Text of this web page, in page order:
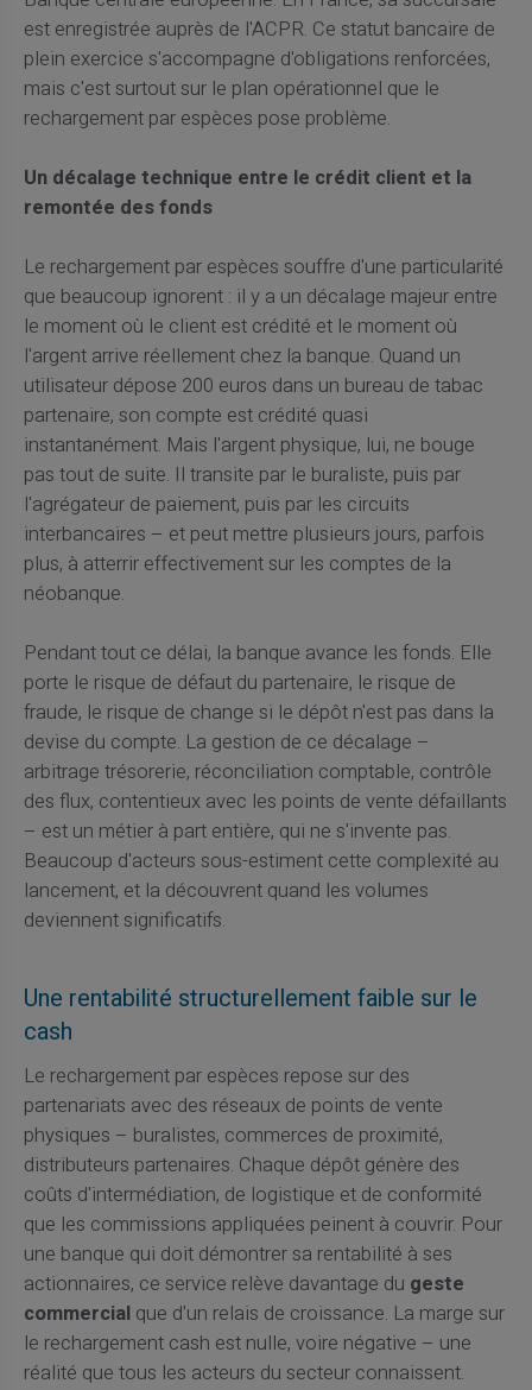
est enregistrée auprès de l'ACPR. Ce statut bancaire de
plein exercice s'accompagne d'obligations renforcées,
mais c'est surtout sur le plan opérationnel que le
rechargement par espèces pose problème.
Un décalage technique entre le crédit client et la
remontée des fonds
Le rechargement par espèces souffre d'une particularité
que beaucoup ignorent : il y a un décalage majeur entre
le moment où le client est crédité et le moment où
l'argent arrive réellement chez la banque. Quand un
utilisateur dépose 200 euros dans un bureau de tabac
partenaire, son compte est crédité quasi
instantanément. Mais l'argent physique, lui, ne bouge
pas tout de suite. Il transite par le buraliste, puis par
l'agrégateur de paiement, puis par les circuits
interbancaires – et peut mettre plusieurs jours, parfois
plus, à atterrir effectivement sur les comptes de la
néobanque.
Pendant tout ce délai, la banque avance les fonds. Elle
porte le risque de défaut du partenaire, le risque de
fraude, le risque de change si le dépôt n'est pas dans la
devise du compte. La gestion de ce décalage –
arbitrage trésorerie, réconciliation comptable, contrôle
des flux, contentieux avec les points de vente défaillants
– est un métier à part entière, qui ne s'invente pas.
Beaucoup d'acteurs sous-estiment cette complexité au
lancement, et la découvrent quand les volumes
deviennent significatifs.
Une rentabilité structurellement faible sur le
cash
Le rechargement par espèces repose sur des
partenariats avec des réseaux de points de vente
physiques – buralistes, commerces de proximité,
distributeurs partenaires. Chaque dépôt génère des
coûts d'intermédiation, de logistique et de conformité
que les commissions appliquées peinent à couvrir. Pour
une banque qui doit démontrer sa rentabilité à ses
actionnaires, ce service relève davantage du geste
commercialque d'un relais de croissance. La marge sur
le rechargement cash est nulle, voire négative – une
réalité que tous les acteurs du secteur connaissent.